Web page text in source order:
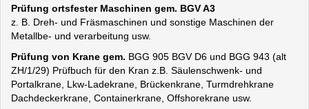
Prüfung ortsfester Maschinen gem. BGV A3
z. B. Dreh- und Fräsmaschinen und sonstige Maschinen der
Metallbe- und verarbeitung usw.
Prüfung von Krane gem. BGG 905 BGV D6 und BGG 943 (alt
ZH/1/29) Prüfbuch für den Kran z.B. Säulenschwenk- und
Portalkrane, Lkw-Ladekrane, Brückenkrane, Turmdrehkrane
Dachdeckerkrane, Containerkrane, Offshorekrane usw.